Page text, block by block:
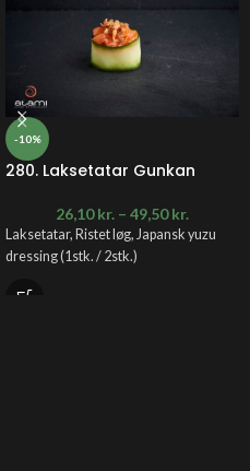
-10%
280. Laksetatar Gunkan
26,10kr. – 49,50kr.
Laksetatar, Ristet løg, Japansk yuzu
dressing (1stk. / 2stk.)